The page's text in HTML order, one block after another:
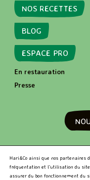
NOS RECETTES
BLOG
ESPACE PRO
En restauration
Presse
Hari&Co ainsi que nos partenaires
fréquentation et l’utilisation du
assurer du bon fonctionnement du